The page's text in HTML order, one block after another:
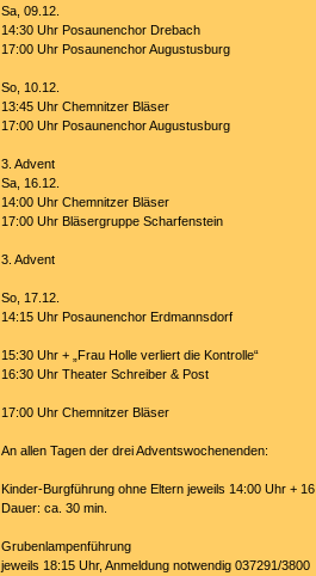
Sa, 09.12.
14:30 Uhr Posaunenchor Drebach
17:00 Uhr Posaunenchor Augustusburg
So, 10.12.
13:45 Uhr Chemnitzer Bläser
17:00 Uhr Posaunenchor Augustusburg
3. Advent
Sa, 16.12.
14:00 Uhr Chemnitzer Bläser
17:00 Uhr Bläsergruppe Scharfenstein
3. Advent
So, 17.12.
14:15 Uhr Posaunenchor Erdmannsdorf
15:30 Uhr + „Frau Holle verliert die Kontrolle“
16:30 Uhr Theater Schreiber & Post
17:00 Uhr Chemnitzer Bläser
An allen Tagen der drei Adventswochenenden:
Kinder-Burgführung ohne Eltern jeweils 14:00 Uhr +
Dauer: ca. 30 min.
Grubenlampenführung
jeweils 18:15 Uhr, Anmeldung notwendig 037291/3800